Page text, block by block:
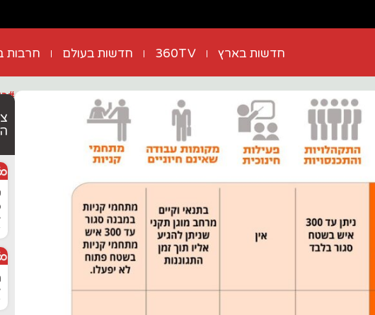
חדשות בארץ 360TV חדשות בעולם חרבות